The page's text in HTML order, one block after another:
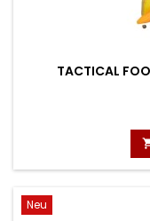
TACTICAL
Neu